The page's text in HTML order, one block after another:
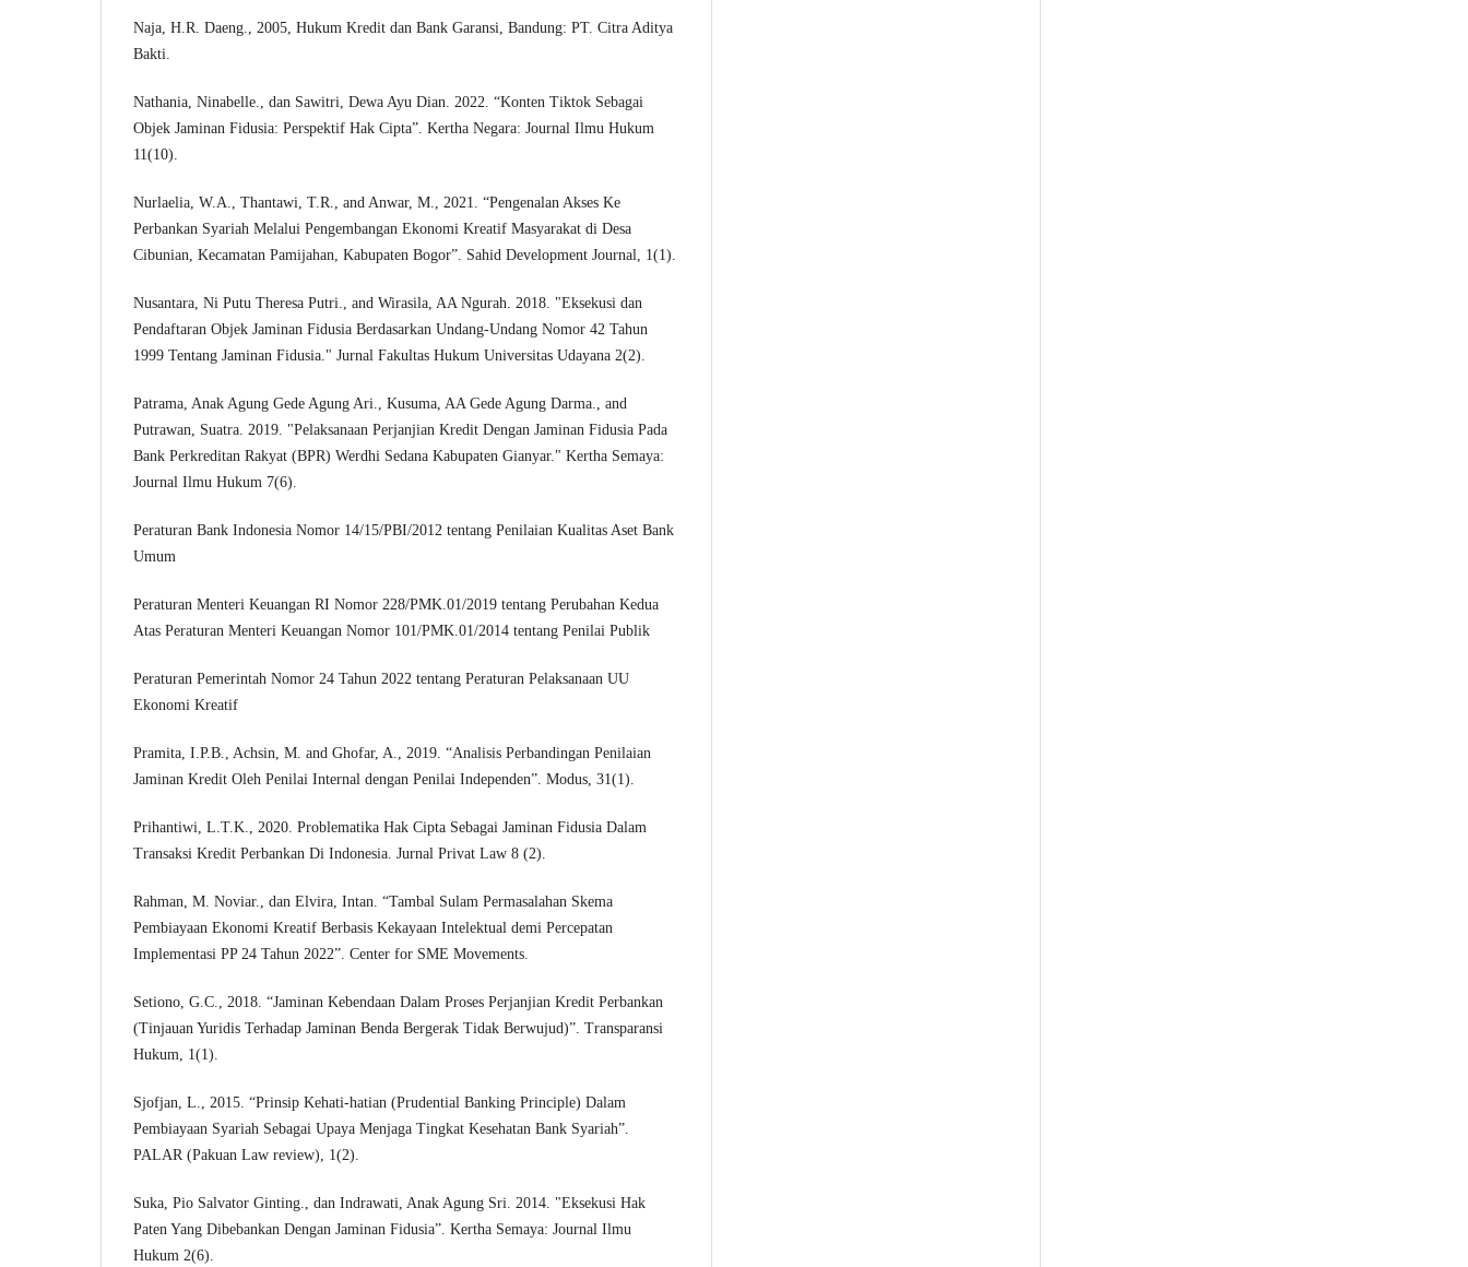
Naja, H.R. Daeng., 2005, Hukum Kredit dan Bank Garansi, Bandung: PT. Citra Aditya
Bakti.
Nathania, Ninabelle., dan Sawitri, Dewa Ayu Dian. 2022. “Konten Tiktok Sebagai
Objek Jaminan Fidusia: Perspektif Hak Cipta”. Kertha Negara: Journal Ilmu Hukum
11(10).
Nurlaelia, W.A., Thantawi, T.R., and Anwar, M., 2021. “Pengenalan Akses Ke
Perbankan Syariah Melalui Pengembangan Ekonomi Kreatif Masyarakat di Desa
Cibunian, Kecamatan Pamijahan, Kabupaten Bogor”. Sahid Development Journal, 1(1).
Nusantara, Ni Putu Theresa Putri., and Wirasila, AA Ngurah. 2018. "Eksekusi dan
Pendaftaran Objek Jaminan Fidusia Berdasarkan Undang-Undang Nomor 42 Tahun
1999 Tentang Jaminan Fidusia." Jurnal Fakultas Hukum Universitas Udayana 2(2).
Patrama, Anak Agung Gede Agung Ari., Kusuma, AA Gede Agung Darma., and
Putrawan, Suatra. 2019. "Pelaksanaan Perjanjian Kredit Dengan Jaminan Fidusia Pada
Bank Perkreditan Rakyat (BPR) Werdhi Sedana Kabupaten Gianyar." Kertha Semaya:
Journal Ilmu Hukum 7(6).
Peraturan Bank Indonesia Nomor 14/15/PBI/2012 tentang Penilaian Kualitas Aset Bank
Umum
Peraturan Menteri Keuangan RI Nomor 228/PMK.01/2019 tentang Perubahan Kedua
Atas Peraturan Menteri Keuangan Nomor 101/PMK.01/2014 tentang Penilai Publik
Peraturan Pemerintah Nomor 24 Tahun 2022 tentang Peraturan Pelaksanaan UU
Ekonomi Kreatif
Pramita, I.P.B., Achsin, M. and Ghofar, A., 2019. “Analisis Perbandingan Penilaian
Jaminan Kredit Oleh Penilai Internal dengan Penilai Independen”. Modus, 31(1).
Prihantiwi, L.T.K., 2020. Problematika Hak Cipta Sebagai Jaminan Fidusia Dalam
Transaksi Kredit Perbankan Di Indonesia. Jurnal Privat Law 8 (2).
Rahman, M. Noviar., dan Elvira, Intan. “Tambal Sulam Permasalahan Skema
Pembiayaan Ekonomi Kreatif Berbasis Kekayaan Intelektual demi Percepatan
Implementasi PP 24 Tahun 2022”. Center for SME Movements.
Setiono, G.C., 2018. “Jaminan Kebendaan Dalam Proses Perjanjian Kredit Perbankan
(Tinjauan Yuridis Terhadap Jaminan Benda Bergerak Tidak Berwujud)”. Transparansi
Hukum, 1(1).
Sjofjan, L., 2015. “Prinsip Kehati-hatian (Prudential Banking Principle) Dalam
Pembiayaan Syariah Sebagai Upaya Menjaga Tingkat Kesehatan Bank Syariah”.
PALAR (Pakuan Law review), 1(2).
Suka, Pio Salvator Ginting., dan Indrawati, Anak Agung Sri. 2014. "Eksekusi Hak
Paten Yang Dibebankan Dengan Jaminan Fidusia”. Kertha Semaya: Journal Ilmu
Hukum 2(6).